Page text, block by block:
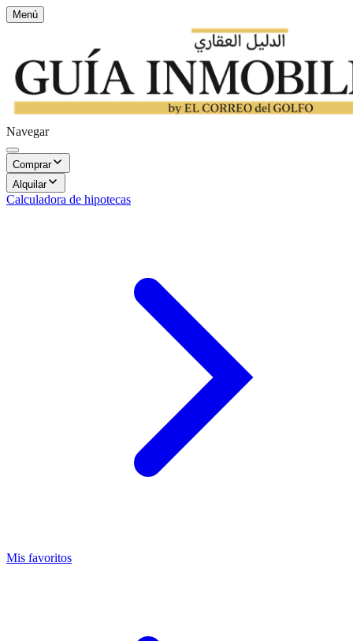
Menú
Navegar
Comprar
Alquilar
Calculadora de hipotecas
Mis favoritos